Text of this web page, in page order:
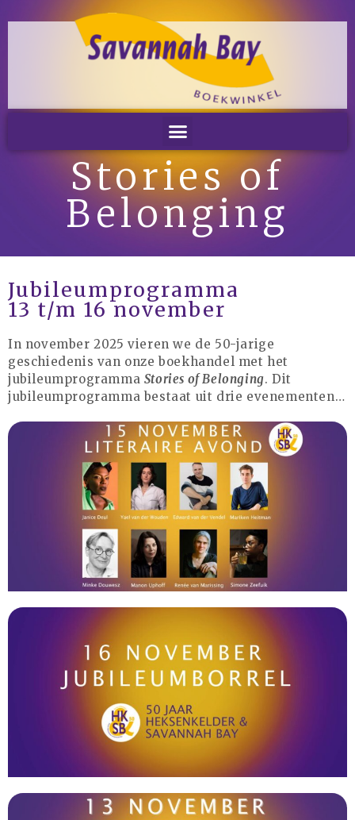
Home
Nieuws
Nieuws
Nieuwsbrieven
Agenda
Zakelijk
Algemeen
Verkoop op locatie
Scholen
Advies en Expertise
Verhuur
Over ons
Ons verhaal
Het Team
Smoelenboek
Stories of Belonging
Steun ons
Contact
Contact
Bestelformulier
Webshop
Stories of
Belonging
Jubileumprogramma
13 t/m 16 november
In november 2025 vieren we de 50-jarige
geschiedenis van onze boekhandel met het
jubileumprogramma Stories of Belonging. Dit
jubileumprogramma bestaat uit drie evenementen…